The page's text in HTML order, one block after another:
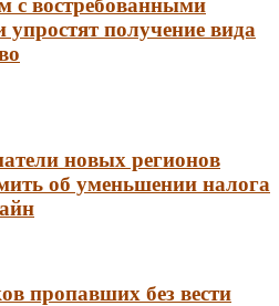
с востребованными
упростят получение вида
новых регионов
об уменьшении налога
пропавших без вести